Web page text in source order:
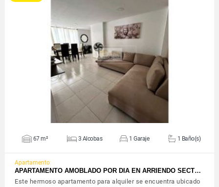
VER DETALLES
67 m² 3 Alcobas 1 Garaje 1 Baño(s)
Apartamento
APARTAMENTO AMOBLADO POR DIA EN ARRIENDO SECT…
Este hermoso apartamento para alquiler se encuentra ubicado